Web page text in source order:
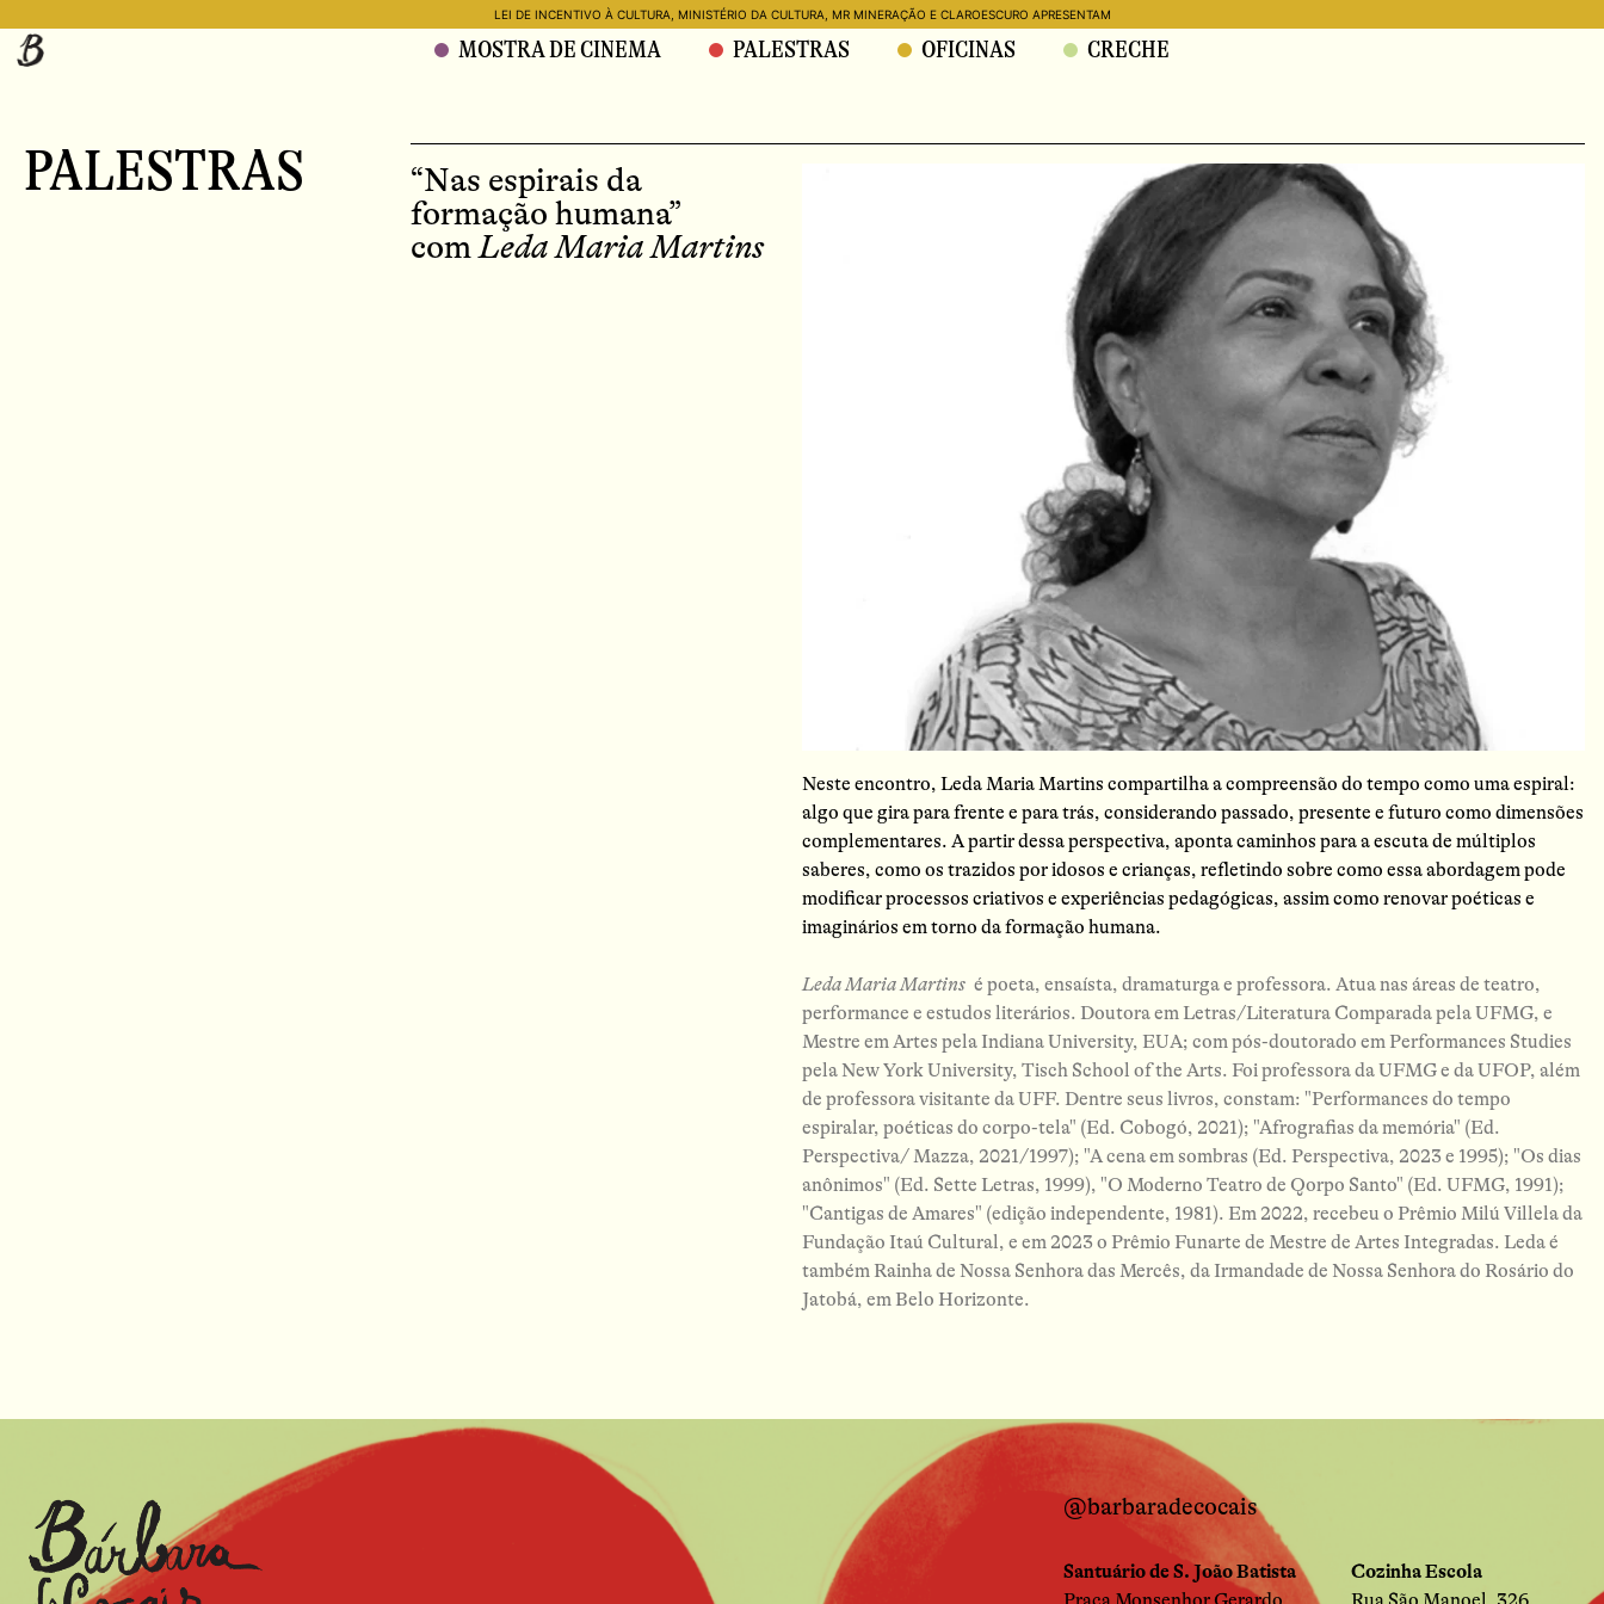
LEI DE INCENTIVO À CULTURA, MINISTÉRIO DA CULTURA, MR MINERAÇÃO E CLAROESCURO APRESENTAM
MOSTRA DE CINEMA PALESTRAS OFICINAS CRECHE
PALESTRAS
“Nas espirais da
formação humana”
comLeda Maria Martins
Neste encontro, Leda Maria Martins compartilha a compreensão do tempo como uma espiral:
algo que gira para frente e para trás, considerando passado, presente e futuro como dimensões
complementares. A partir dessa perspectiva, aponta caminhos para a escuta de múltiplos
saberes, como os trazidos por idosos e crianças, refletindo sobre como essa abordagem pode
modificar processos criativos e experiências pedagógicas, assim como renovar poéticas e
imaginários em torno da formação humana.
Leda Maria Martins é poeta, ensaísta, dramaturga e professora. Atua nas áreas de teatro,
performance e estudos literários. Doutora em Letras/Literatura Comparada pela UFMG, e
Mestre em Artes pela Indiana University, EUA; com pós-doutorado em Performances Studies
pela New York University, Tisch School of the Arts. Foi professora da UFMG e da UFOP, além
de professora visitante da UFF. Dentre seus livros, constam: "Performances do tempo
espiralar, poéticas do corpo-tela" (Ed. Cobogó, 2021); "Afrografias da memória" (Ed.
Perspectiva/ Mazza, 2021/1997); "A cena em sombras (Ed. Perspectiva, 2023 e 1995); "Os dias
anônimos" (Ed. Sette Letras, 1999), "O Moderno Teatro de Qorpo Santo" (Ed. UFMG, 1991);
"Cantigas de Amares" (edição independente, 1981). Em 2022, recebeu o Prêmio Milú Villela da
Fundação Itaú Cultural, e em 2023 o Prêmio Funarte de Mestre de Artes Integradas. Leda é
também Rainha de Nossa Senhora das Mercês, da Irmandade de Nossa Senhora do Rosário do
Jatobá, em Belo Horizonte.
@barbaradecocais
Santuário de S. João Batista
Cozinha Escola